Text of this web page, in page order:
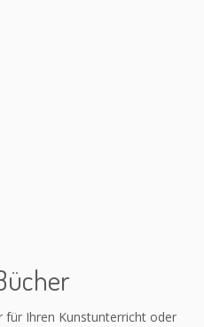
für Ihren Kunstunterricht oder